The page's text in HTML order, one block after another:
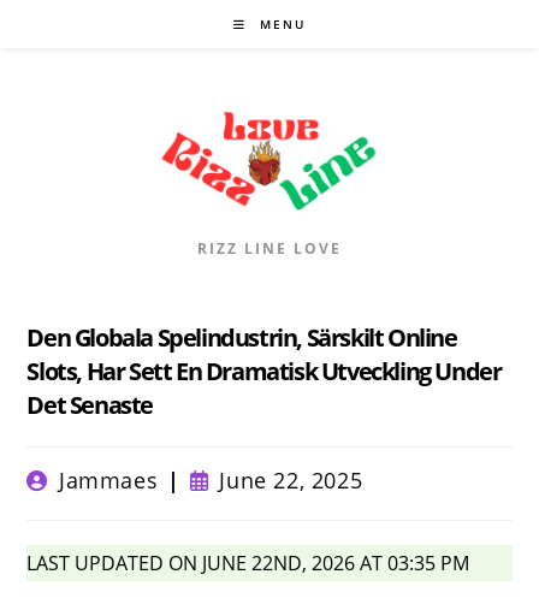
MENU
RIZZ LINE LOVE
Den Globala Spelindustrin, Särskilt Online
Slots, Har Sett En Dramatisk Utveckling Under
Det Senaste
Post
author:
Jammaes
Post
published:
June 22, 2025
LAST UPDATED ON JUNE 22ND, 2026 AT 03:35 PM